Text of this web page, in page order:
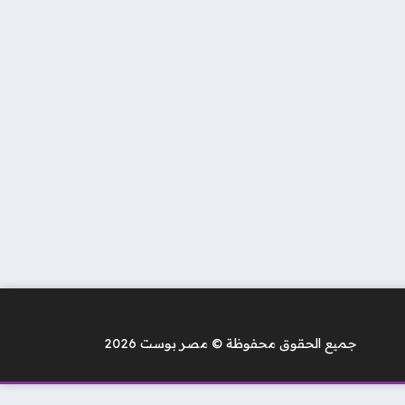
جميع الحقوق محفوظة © مصر بوست 2026